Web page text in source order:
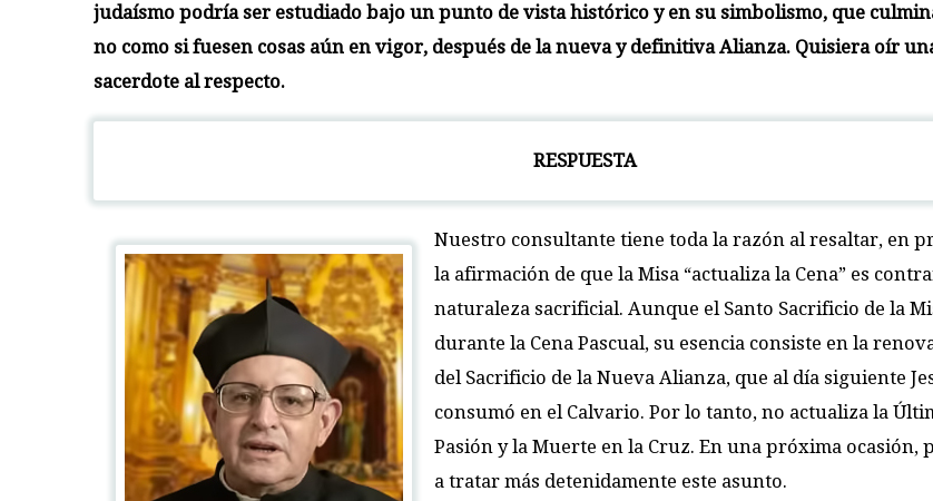
judaísmo podría ser estudiado bajo un punto de vista histórico y en su simbolismo, que
no como si fuesen cosas aún en vigor, después de la nueva y definitiva Alianza. Quisiera oír
sacerdote al respecto.
RESPUESTA
Nuestro consultante tiene toda la razón al resaltar, en
la afirmación de que la Misa “actualiza la Cena” es
naturaleza sacrificial. Aunque el Santo Sacrificio de la
durante la Cena Pascual, su esencia consiste en la
del Sacrificio de la Nueva Alianza, que al día siguiente
consumó en el Calvario. Por lo tanto, no actualiza la
Pasión y la Muerte en la Cruz. En una próxima ocasión,
a tratar más detenidamente este asunto.